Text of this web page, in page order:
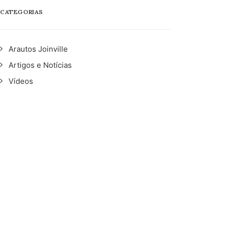
CATEGORIAS
Arautos Joinville
Artigos e Notícias
Vídeos